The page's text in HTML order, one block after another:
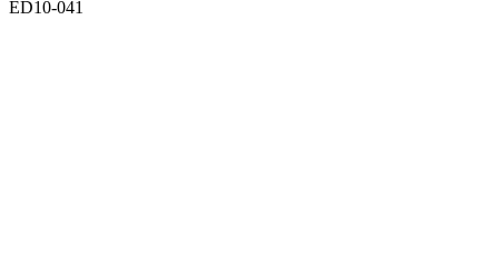
ED10-041